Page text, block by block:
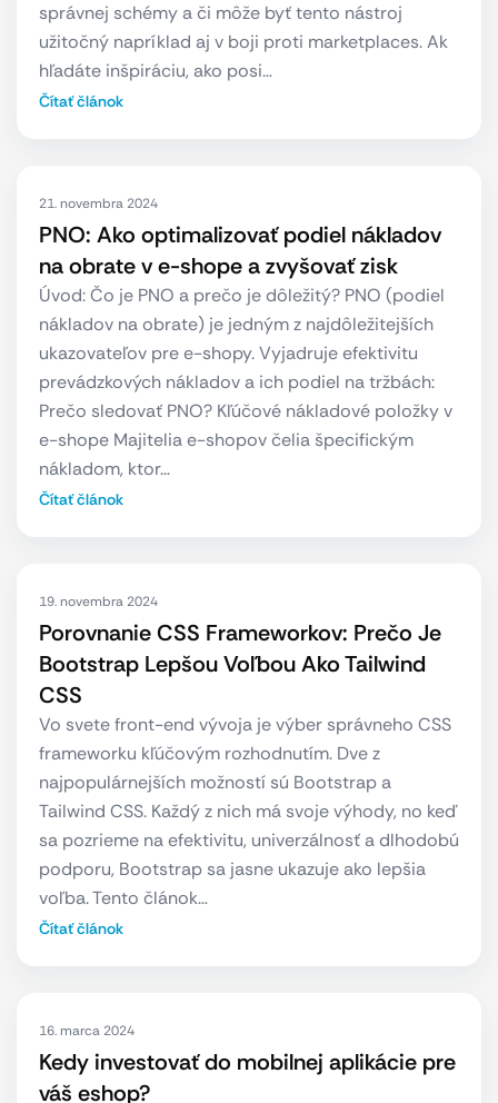
správnej schémy a či môže byť tento nástroj
užitočný napríklad aj v boji proti marketplaces. Ak
hľadáte inšpiráciu, ako posi…
Čítať článok
21. novembra 2024
PNO: Ako optimalizovať podiel nákladov
na obrate v e-shope a zvyšovať zisk
Úvod: Čo je PNO a prečo je dôležitý? PNO (podiel
nákladov na obrate) je jedným z najdôležitejších
ukazovateľov pre e-shopy. Vyjadruje efektivitu
prevádzkových nákladov a ich podiel na tržbách:
Prečo sledovať PNO? Kľúčové nákladové položky v
e-shope Majitelia e-shopov čelia špecifickým
nákladom, ktor…
Čítať článok
19. novembra 2024
Porovnanie CSS Frameworkov: Prečo Je
Bootstrap Lepšou Voľbou Ako Tailwind
CSS
Vo svete front-end vývoja je výber správneho CSS
frameworku kľúčovým rozhodnutím. Dve z
najpopulárnejších možností sú Bootstrap a
Tailwind CSS. Každý z nich má svoje výhody, no keď
sa pozrieme na efektivitu, univerzálnosť a dlhodobú
podporu, Bootstrap sa jasne ukazuje ako lepšia
voľba. Tento článok…
Čítať článok
16. marca 2024
Kedy investovať do mobilnej aplikácie pre
váš eshop?